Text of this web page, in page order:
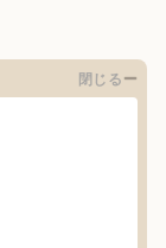
閉じる